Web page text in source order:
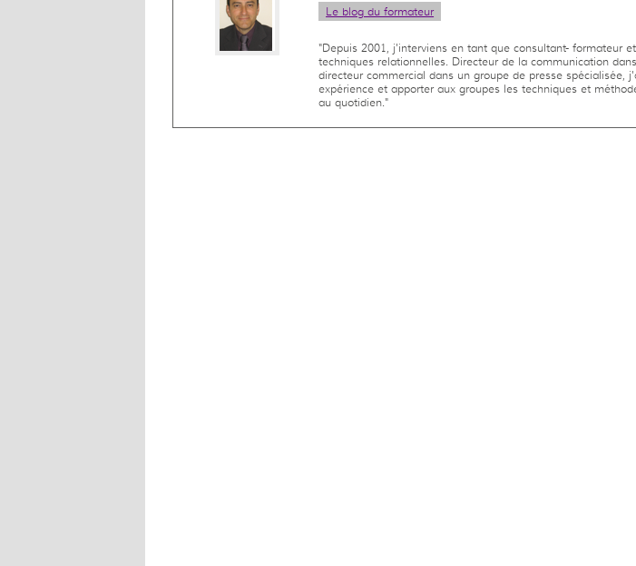
Le blog du formateur
"Depuis 2001, j'interviens en tant que consultant- formateur
techniques relationnelles. Directeur de la communication
directeur commercial dans un groupe de presse spécialisée,
expérience et apporter aux groupes les techniques et
au quotidien."